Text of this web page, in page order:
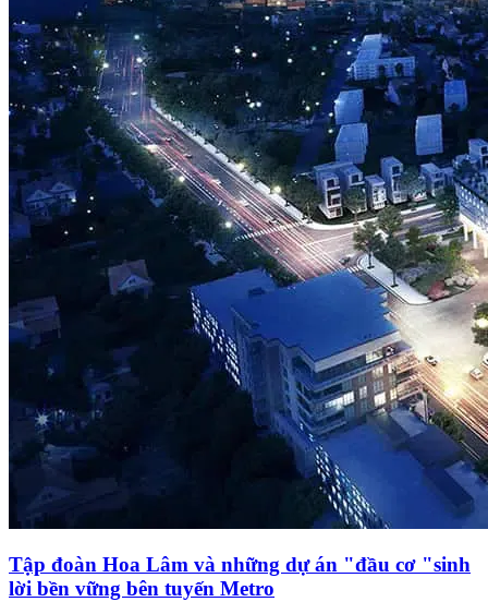
Tập đoàn Hoa Lâm và những dự án "đầu cơ "sinh
lời bền vững bên tuyến Metro